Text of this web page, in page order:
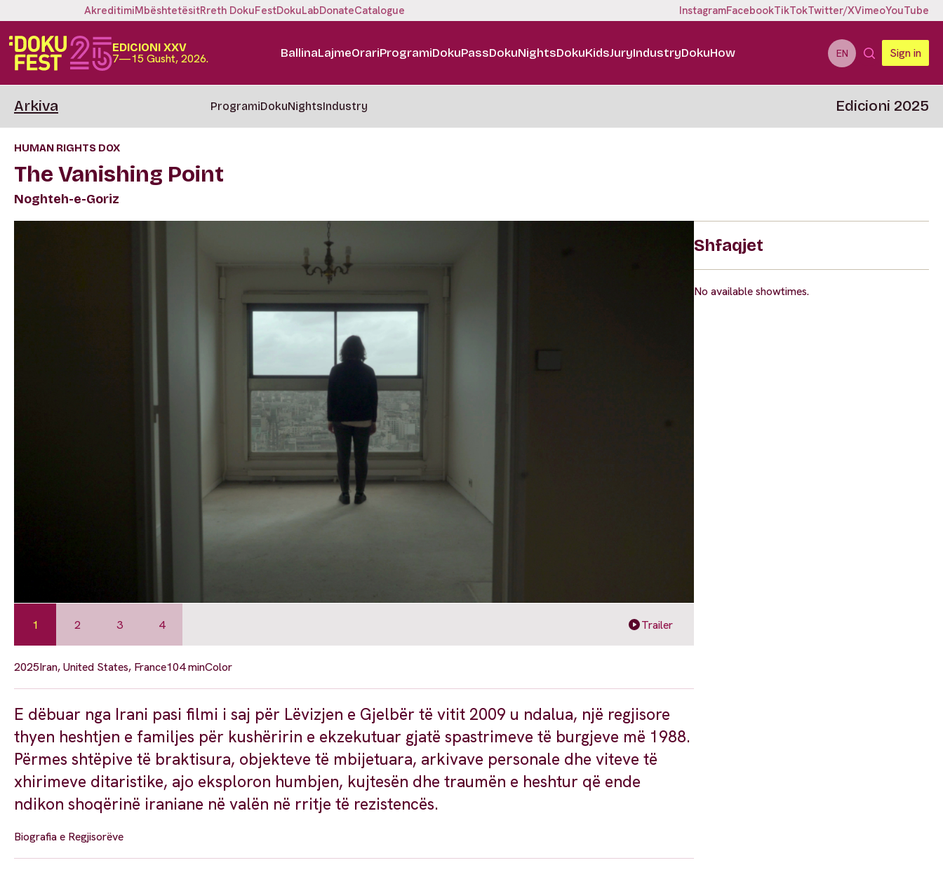
AkreditimiMbështetësitRreth DokuFestDokuLabDonateCatalogue InstagramFacebookTikTokTwitter/XVimeoYouTube
EDICIONI XXV
7—15 Gusht, 2026. BallinaLajmeOrariProgramiDokuPassDokuNightsDokuKidsJuryIndustryDokuHow EN Sign in
Arkiva ProgramiDokuNightsIndustry Edicioni 2025
HUMAN RIGHTS DOX
The Vanishing Point
Noghteh-e-Goriz
1 2 3 4 Trailer
2025Iran, United States, France104 minColor
E dëbuar nga Irani pasi filmi i saj për Lëvizjen e Gjelbër të vitit 2009 u ndalua, një regjisore
thyen heshtjen e familjes për kushëririn e ekzekutuar gjatë spastrimeve të burgjeve më 1988.
Përmes shtëpive të braktisura, objekteve të mbijetuara, arkivave personale dhe viteve të
xhirimeve ditaristike, ajo eksploron humbjen, kujtesën dhe traumën e heshtur që ende
ndikon shoqërinë iraniane në valën në rritje të rezistencës.
Biografia e Regjisorëve
Shfaqjet
No available showtimes.